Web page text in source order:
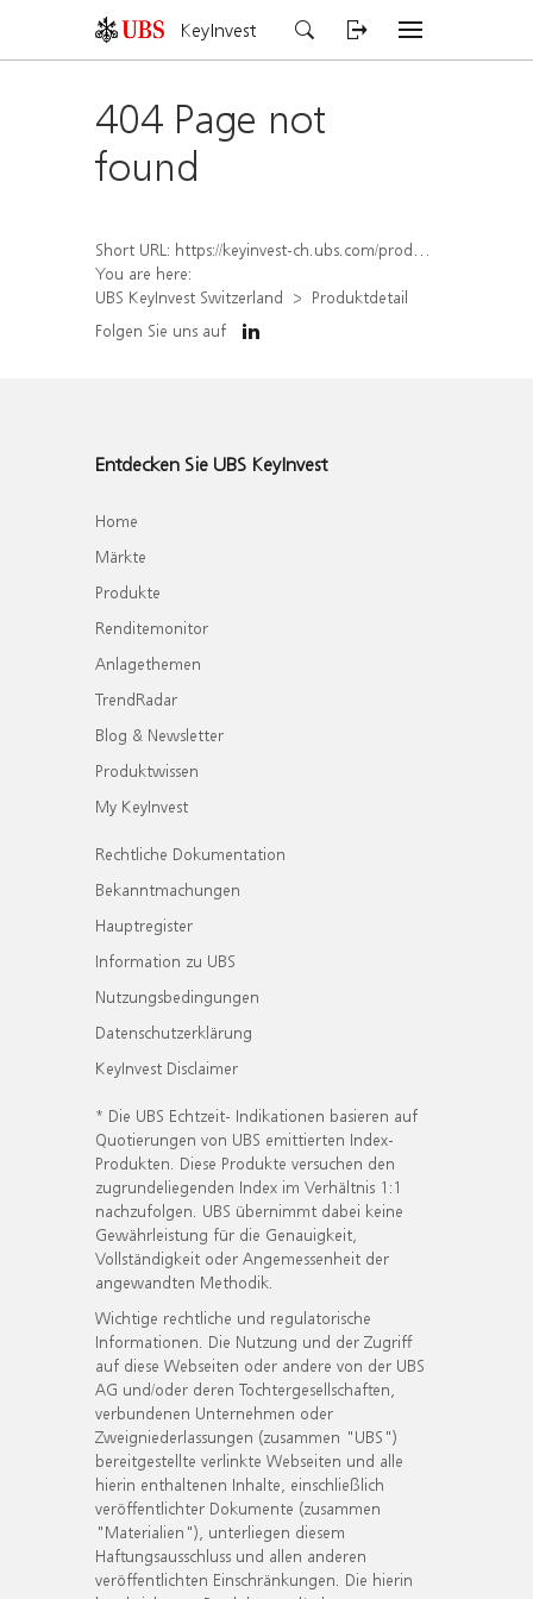
KeyInvest
404 Page not
found
Short URL: https://keyinvest-ch.ubs.com/produkt/detail/index/isin/CH1578395696
You are here:
UBS KeyInvest Switzerland
Produktdetail
Folgen Sie uns auf
Entdecken Sie UBS KeyInvest
Home
Märkte
Produkte
Renditemonitor
Anlagethemen
TrendRadar
Blog & Newsletter
Produktwissen
My KeyInvest
Rechtliche Dokumentation
Bekanntmachungen
Hauptregister
Information zu UBS
Nutzungsbedingungen
Datenschutzerklärung
KeyInvest Disclaimer
* Die UBS Echtzeit- Indikationen basieren auf
Quotierungen von UBS emittierten Index-
Produkten. Diese Produkte versuchen den
zugrundeliegenden Index im Verhältnis 1:1
nachzufolgen. UBS übernimmt dabei keine
Gewährleistung für die Genauigkeit,
Vollständigkeit oder Angemessenheit der
angewandten Methodik.
Wichtige rechtliche und regulatorische
Informationen. Die Nutzung und der Zugriff
auf diese Webseiten oder andere von der UBS
AG und/oder deren Tochtergesellschaften,
verbundenen Unternehmen oder
Zweigniederlassungen (zusammen "UBS")
bereitgestellte verlinkte Webseiten und alle
hierin enthaltenen Inhalte, einschließlich
veröffentlichter Dokumente (zusammen
"Materialien"), unterliegen diesem
Haftungsausschluss und allen anderen
veröffentlichten Einschränkungen. Die hierin